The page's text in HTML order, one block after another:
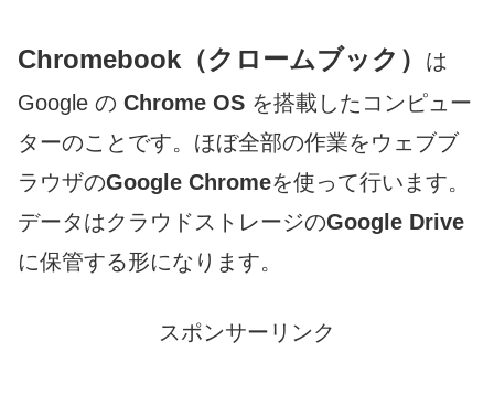
Chromebook（クロームブック）
は
Google の Chrome OS を搭載したコンピュー
ターのことです。ほぼ全部の作業をウェブブ
ラウザのGoogle Chromeを使って行います。
データはクラウドストレージのGoogle Drive
に保管する形になります。
スポンサーリンク